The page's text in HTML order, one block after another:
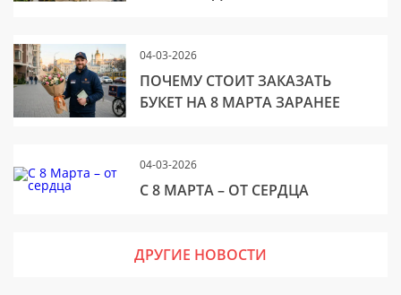
04-03-2026
ПОЧЕМУ СТОИТ ЗАКАЗАТЬ
БУКЕТ НА 8 МАРТА ЗАРАНЕЕ
04-03-2026
С 8 МАРТА – ОТ СЕРДЦА
ДРУГИЕ НОВОСТИ